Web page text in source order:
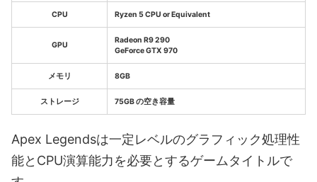
CPU Ryzen 5 CPU or Equivalent
GPU
Radeon R9 290
GeForce GTX 970
メモリ 8GB
ストレージ 75GB の空き容量
Apex Legendsは一定レベルのグラフィック処理性
能とCPU演算能力を必要とするゲームタイトルで